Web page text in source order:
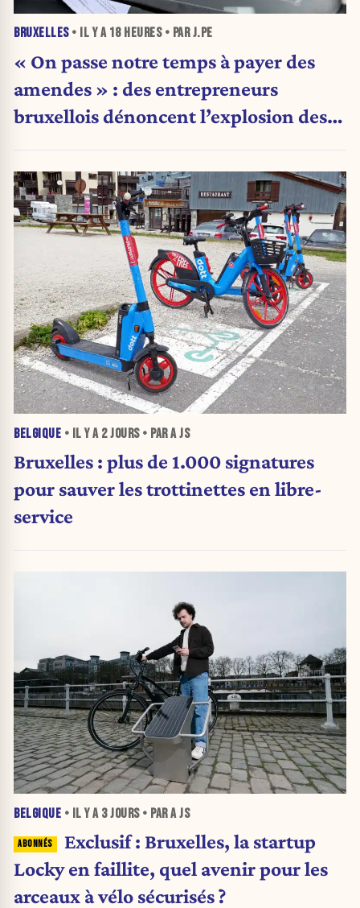
BRUXELLES• IL Y A 18 HEURES• PAR J.PE
« On passe notre temps à payer des
amendes » : des entrepreneurs
bruxellois dénoncent l’explosion des
BELGIQUE • IL Y A 2 JOURS• PAR A JS
Bruxelles : plus de 1.000 signatures
pour sauver les trottinettes en libre-
service
BELGIQUE • IL Y A 3 JOURS• PAR A JS
Exclusif : Bruxelles, la startup
Locky en faillite, quel avenir pour les
arceaux à vélo sécurisés ?